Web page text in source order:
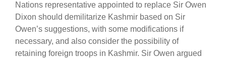
Nations representative appointed to replace Sir Owen
Dixon should demilitarize Kashmir based on Sir
Owen’s suggestions, with some modifications if
necessary, and also consider the possibility of
retaining foreign troops in Kashmir. Sir Owen argued